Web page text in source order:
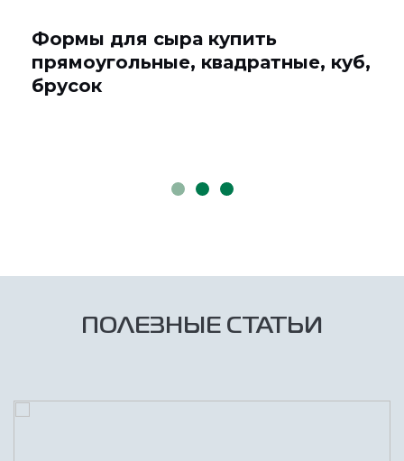
Формы для сыра купить
прямоугольные, квадратные, куб,
брусок
ПОЛЕЗНЫЕ СТАТЬИ